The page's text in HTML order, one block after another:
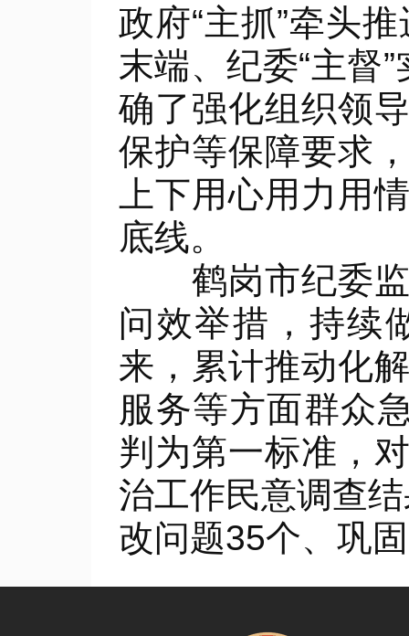
政府“主抓”牵头
末端、纪委“主督
确了强化组织领
保护等保障要求
上下用心用力用
底线。
鹤岗市纪委监
问效举措，持续
来，累计推动化
服务等方面群众
判为第一标准，
治工作民意调查
改问题35个、巩